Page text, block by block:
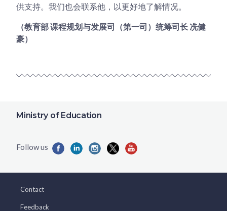
供支持。我们也会联系他，以更好地了解情况。
（教育部 课程规划与发展司（第一司）统筹司长 冼健
豪）
Ministry of Education
Contact
Feedback